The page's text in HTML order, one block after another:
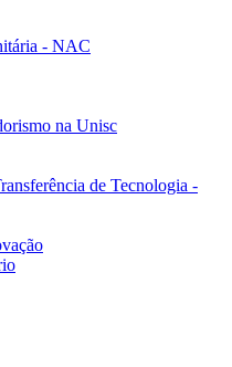
- NAC
na Unisc
de Tecnologia -